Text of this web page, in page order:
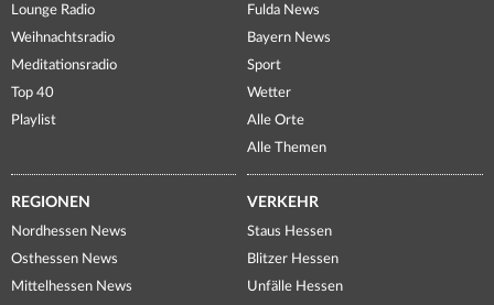
Lounge Radio
Weihnachtsradio
Meditationsradio
Top 40
Playlist
Fulda News
Bayern News
Sport
Wetter
Alle Orte
Alle Themen
REGIONEN
Nordhessen News
Osthessen News
Mittelhessen News
VERKEHR
Staus Hessen
Blitzer Hessen
Unfälle Hessen